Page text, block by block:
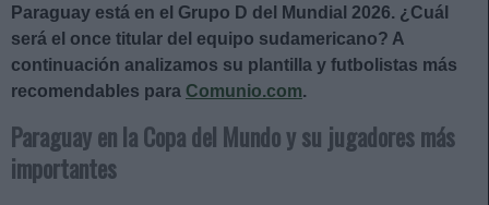
Paraguay está en el Grupo D del Mundial 2026. ¿Cuál
será el once titular del equipo sudamericano? A
continuación analizamos su plantilla y futbolistas más
recomendables para Comunio.com.
Paraguay en la Copa del Mundo y su jugadores más
importantes